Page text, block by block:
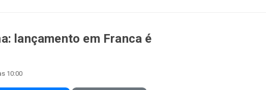
lançamento em Franca é
10:00